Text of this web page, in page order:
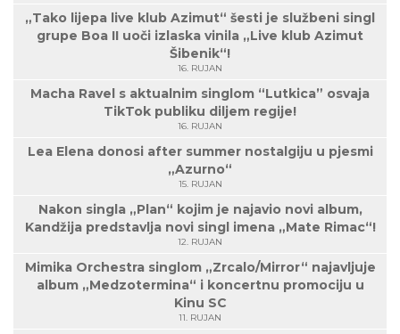
„Tako lijepa live klub Azimut“ šesti je službeni singl
grupe Boa II uoči izlaska vinila „Live klub Azimut
Šibenik“!
16. RUJAN
Macha Ravel s aktualnim singlom “Lutkica” osvaja
TikTok publiku diljem regije!
16. RUJAN
Lea Elena donosi after summer nostalgiju u pjesmi
„Azurno“
15. RUJAN
Nakon singla „Plan“ kojim je najavio novi album,
Kandžija predstavlja novi singl imena „Mate Rimac“!
12. RUJAN
Mimika Orchestra singlom „Zrcalo/Mirror“ najavljuje
album „Medzotermina“ i koncertnu promociju u
Kinu SC
11. RUJAN